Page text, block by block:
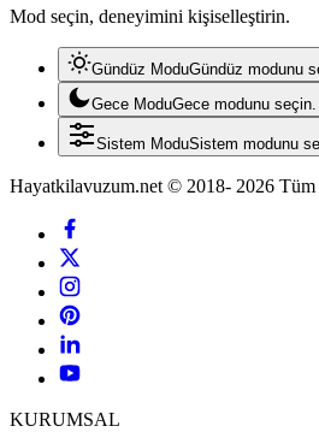
Mod seçin, deneyimini kişiselleştirin.
Gündüz ModuGündüz modunu
Gece ModuGece modunu seçin.
Sistem ModuSistem modunu
Hayatkilavuzum.net © 2018- 2026 Tüm
KURUMSAL